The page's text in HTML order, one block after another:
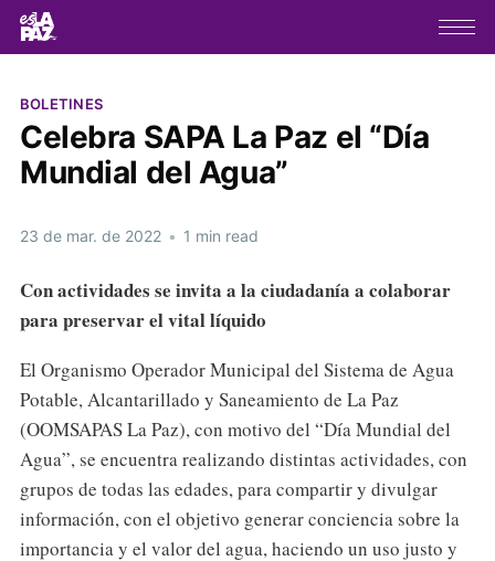
BOLETINES
Celebra SAPA La Paz el “Día
Mundial del Agua”
23 de mar. de 2022 • 1 min read
Con actividades se invita a la ciudadanía a colaborar
para preservar el vital líquido
El Organismo Operador Municipal del Sistema de Agua
Potable, Alcantarillado y Saneamiento de La Paz
(OOMSAPAS La Paz), con motivo del “Día Mundial del
Agua”, se encuentra realizando distintas actividades, con
grupos de todas las edades, para compartir y divulgar
información, con el objetivo generar conciencia sobre la
importancia y el valor del agua, haciendo un uso justo y